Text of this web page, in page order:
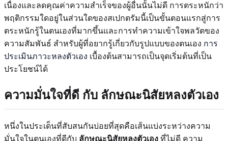
เนื่องและลดคุณค่าความสำเร็จของผู้อื่นนั้นไม่ดี การตระหนักว่า
พฤติกรรมใดอยู่ในส่วนใดของสเปกตรัมนี้เป็นขั้นตอนแรกสู่การ
ตระหนักรู้ในตนเองที่มากขึ้นและการทำความเข้าใจพลวัตของ
ความสัมพันธ์ สำหรับผู้ที่อยากรู้เกี่ยวกับรูปแบบของตนเอง การ
ประเมินภาวะหลงตัวเอง เบื้องต้นสามารถเป็นจุดเริ่มต้นที่เป็น
ประโยชน์ได้
ความมั่นใจที่ดี กับ ลักษณะนิสัยหลงตัวเอง
หนึ่งในประเด็นที่สับสนกันบ่อยที่สุดคือเส้นแบ่งระหว่างความ
มั่นใจในตนเองที่ดีกับ ลักษณะนิสัยหลงตัวเอง ที่ไม่ดี ความ